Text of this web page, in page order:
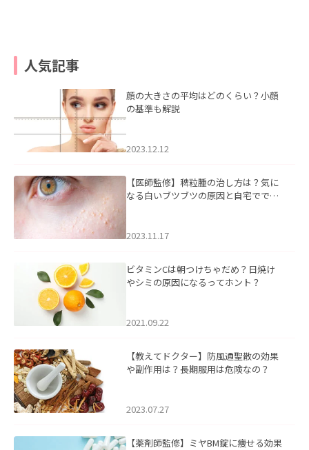
人気記事
顔の大きさの平均はどのくらい？小顔
の基準も解説
2023.12.12
【医師監修】稗粒腫の治し方は？気に
なる白いブツブツの原因と自宅ででき
2023.11.17
ビタミンCは朝つけちゃだめ？日焼け
やシミの原因になるってホント？
2021.09.22
【教えてドクター】防風通聖散の効果
や副作用は？長期服用は危険なの？
2023.07.27
【薬剤師監修】ミヤBM錠に痩せる効果